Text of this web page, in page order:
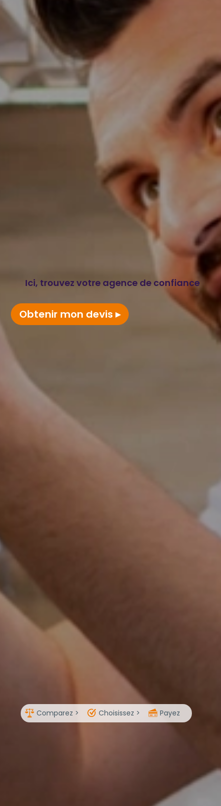
Ici, trouvez votre agence de confiance
Obtenir mon devis
Comparez > Choisissez > Payez